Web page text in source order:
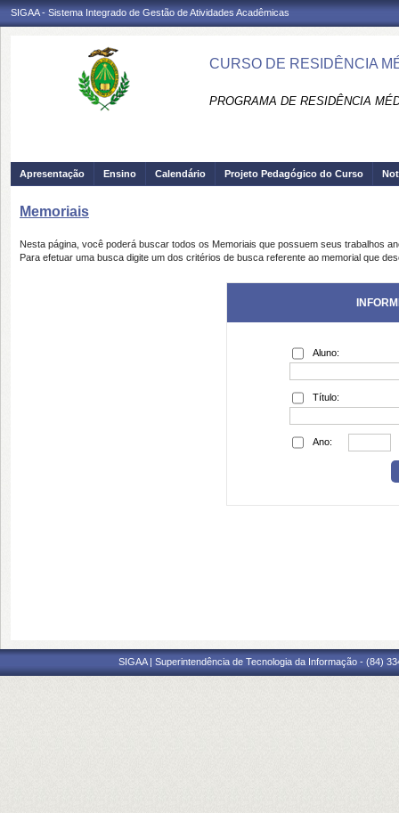
SIGAA - Sistema Integrado de Gestão de Atividades Acadêmicas
CURSO DE RESIDÊNCIA
PROGRAMA DE RESIDÊNCIA
Apresentação Ensino Calendário Projeto Pedagógico do Curso
Memoriais
Nesta página, você poderá buscar todos os Memoriais que possuem seus trabalhos
Para efetuar uma busca digite um dos critérios de busca referente ao memorial que
Aluno:
Título:
Ano:
SIGAA | Superintendência de Tecnologia da Informação - (84)